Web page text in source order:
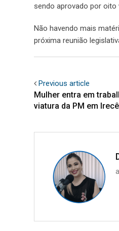
sendo aprovado por
Não havendo mais
próxima reunião
Previous article
Mulher entra em
viatura da PM em Irecê